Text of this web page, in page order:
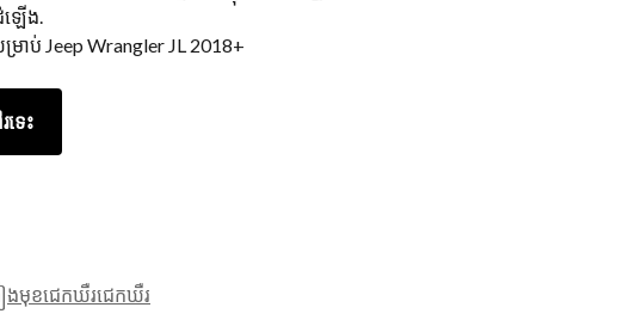
ឡើង.
ម្រាប់ Jeep Wrangler JL 2018+
ទេះ
ងមុខជេកឃឺរជេកឃឺរ